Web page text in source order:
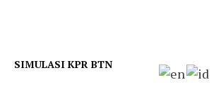
SIMULASI KPR BTN